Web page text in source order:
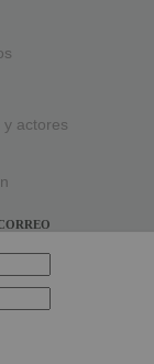
y actores